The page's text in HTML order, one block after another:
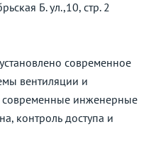
Б. ул.,10, стр. 2
современное
вентиляции и
современные инженерные
контроль доступа и